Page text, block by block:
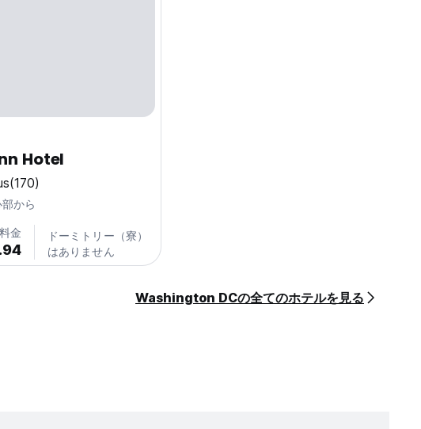
Hotel
(170)
から
金
ドーミトリー（寮）
はありません
Washington DCの全てのホテルを見る